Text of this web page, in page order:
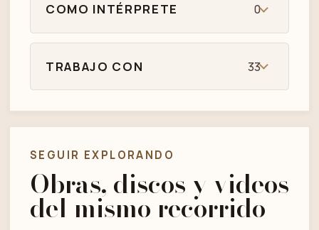
COMO INTÉRPRETE 0
TRABAJO CON 33
SEGUIR EXPLORANDO
Obras, discos y videos
del mismo recorrido